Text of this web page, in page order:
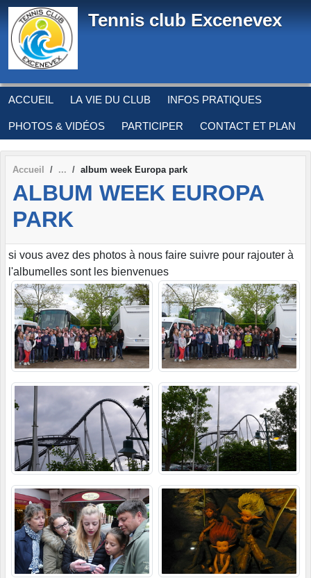
Tennis club Excenevex
ACCUEIL LA VIE DU CLUB INFOS PRATIQUES
PHOTOS & VIDÉOS PARTICIPER CONTACT ET PLAN
Accueil album week Europa park
ALBUM WEEK EUROPA
PARK
si vous avez des photos à nous faire suivre pour rajouter à
l'albumelles sont les bienvenues
Panneau de gestion des cookies